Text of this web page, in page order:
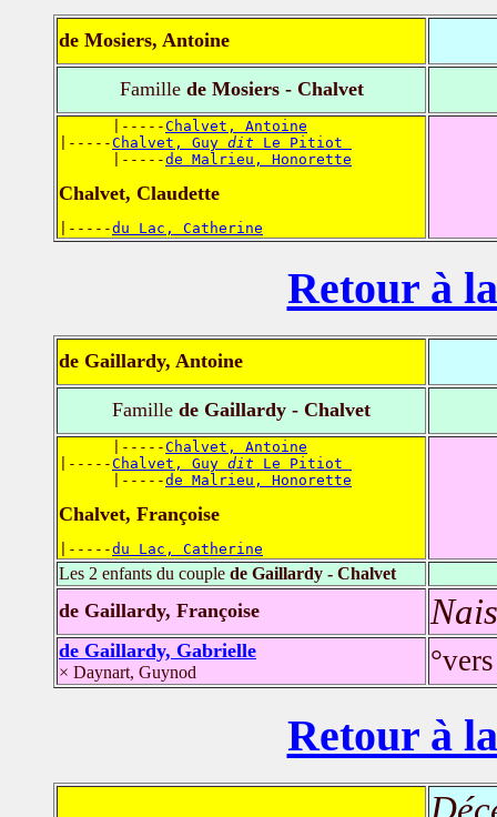
de Mosiers, Antoine
Famillede Mosiers - Chalvet
      |-----
Chalvet, Antoine
|-----Chalvet, Guy dit Le Pitiot
      |-----
de Malrieu, Honorette
Chalvet, Claudette
|-----du Lac, Catherine
Retour à
de Gaillardy, Antoine
Famille de Gaillardy - Chalvet
      |-----
Chalvet, Antoine
|-----Chalvet, Guy dit Le Pitiot
      |-----
de Malrieu, Honorette
Chalvet, Françoise
|-----du Lac, Catherine
Les 2 enfants du couple de Gaillardy - Chalvet
de Gaillardy, Françoise
de Gaillardy, Gabrielle
× Daynart, Guynod
Retour à